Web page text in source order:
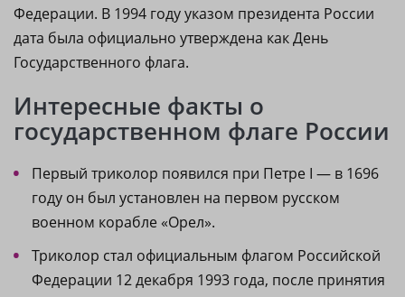
Федерации. В 1994 году указом президента России
дата была официально утверждена как День
Государственного флага.
Интересные факты о
государственном флаге России
Первый триколор появился при Петре I — в 1696
году он был установлен на первом русском
военном корабле «Орел».
Триколор стал официальным флагом Российской
Федерации 12 декабря 1993 года, после принятия